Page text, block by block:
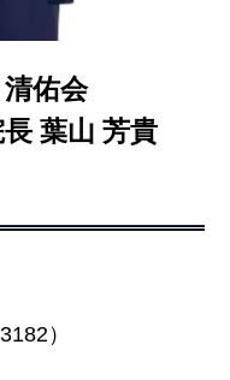
清佑会
葉山 芳貴
）